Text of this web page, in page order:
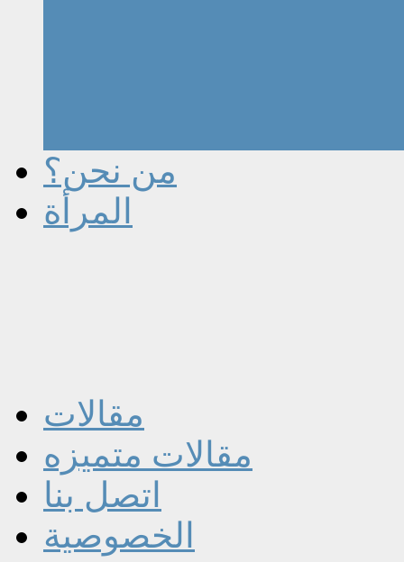
من نحن؟
المرأة
مقالات
مقالات متميزه
اتصل بنا
الخصوصية